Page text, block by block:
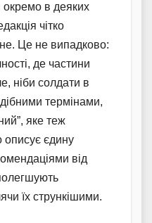
окремо в деяких
чітко
Це не випадково:
де частини
ніби солдати в
термінами,
яке теж
єдину
від
їх стрункішими.